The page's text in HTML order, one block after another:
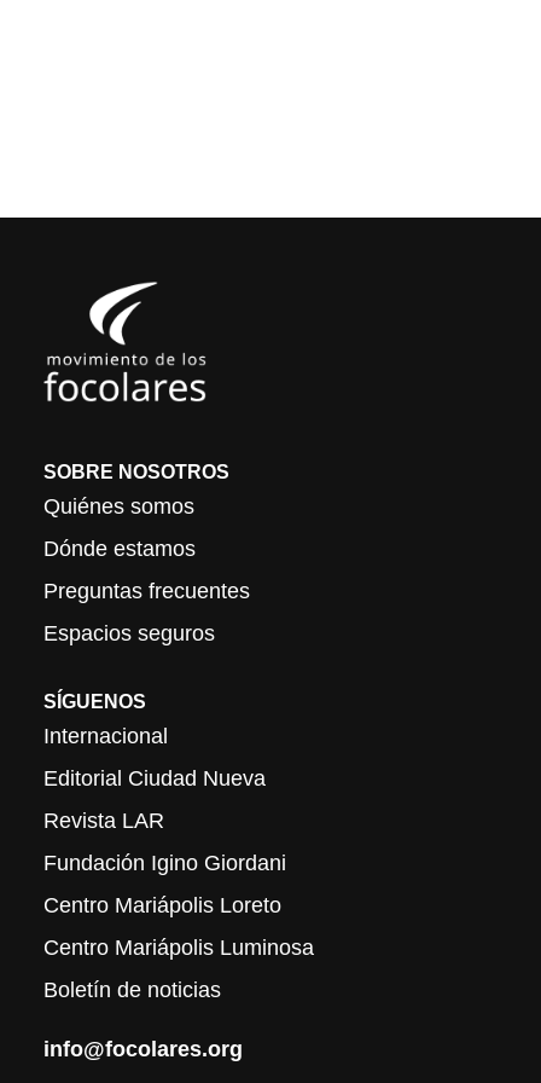
SOBRE NOSOTROS
Quiénes somos
Dónde estamos
Preguntas frecuentes
Espacios seguros
SÍGUENOS
Internacional
Editorial Ciudad Nueva
Revista LAR
Fundación Igino Giordani
Centro Mariápolis Loreto
Centro Mariápolis Luminosa
Boletín de noticias
info@focolares.org